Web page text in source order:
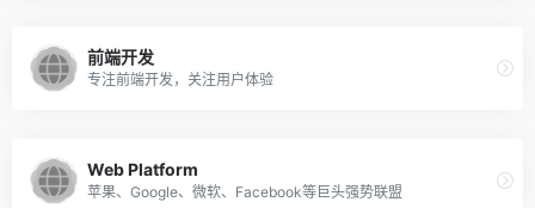
前端开发
专注前端开发，关注用户体验
Web Platform
苹果、Google、微软、Facebook等巨头强势联盟